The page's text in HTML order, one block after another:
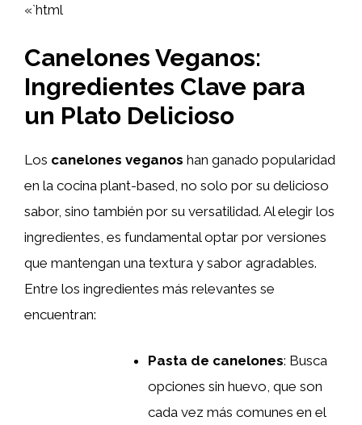
«`html
Canelones Veganos:
Ingredientes Clave para
un Plato Delicioso
Los canelones veganos han ganado popularidad
en la cocina plant-based, no solo por su delicioso
sabor, sino también por su versatilidad. Al elegir los
ingredientes, es fundamental optar por versiones
que mantengan una textura y sabor agradables.
Entre los ingredientes más relevantes se
encuentran:
Pasta de canelones: Busca
opciones sin huevo, que son
cada vez más comunes en el